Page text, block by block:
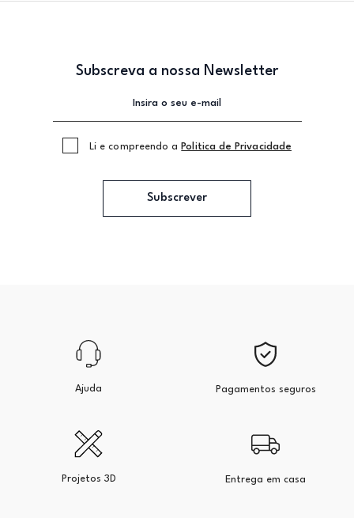
Subscreva a nossa Newsletter
Li e compreendo a Politica de Privacidade
Subscrever
Ajuda Pagamentos seguros
Projetos 3D Entrega em casa